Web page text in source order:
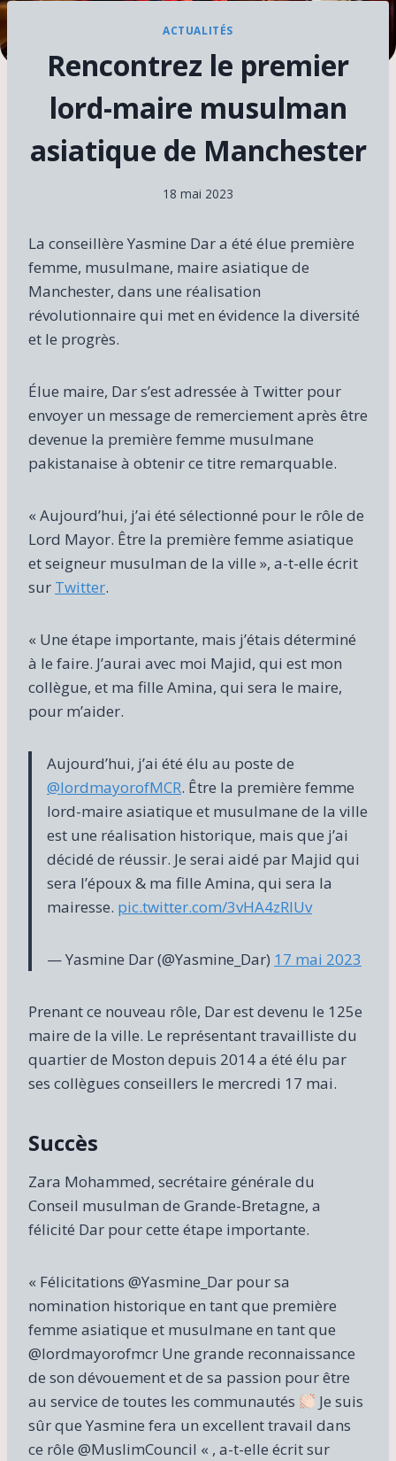
ACTUALITÉS
Rencontrez le premier
lord-maire musulman
asiatique de Manchester
18 mai 2023
La conseillère Yasmine Dar a été élue première
femme, musulmane, maire asiatique de
Manchester, dans une réalisation
révolutionnaire qui met en évidence la diversité
et le progrès.
Élue maire, Dar s’est adressée à Twitter pour
envoyer un message de remerciement après être
devenue la première femme musulmane
pakistanaise à obtenir ce titre remarquable.
« Aujourd’hui, j’ai été sélectionné pour le rôle de
Lord Mayor. Être la première femme asiatique
et seigneur musulman de la ville », a-t-elle écrit
sur Twitter.
« Une étape importante, mais j’étais déterminé
à le faire. J’aurai avec moi Majid, qui est mon
collègue, et ma fille Amina, qui sera le maire,
pour m’aider.
Aujourd’hui, j’ai été élu au poste de
@lordmayorofMCR. Être la première femme
lord-maire asiatique et musulmane de la ville
est une réalisation historique, mais que j’ai
décidé de réussir. Je serai aidé par Majid qui
sera l’époux & ma fille Amina, qui sera la
mairesse. pic.twitter.com/3vHA4zRIUv
— Yasmine Dar (@Yasmine_Dar) 17 mai 2023
Prenant ce nouveau rôle, Dar est devenu le 125e
maire de la ville. Le représentant travailliste du
quartier de Moston depuis 2014 a été élu par
ses collègues conseillers le mercredi 17 mai.
Succès
Zara Mohammed, secrétaire générale du
Conseil musulman de Grande-Bretagne, a
félicité Dar pour cette étape importante.
« Félicitations @Yasmine_Dar pour sa
nomination historique en tant que première
femme asiatique et musulmane en tant que
@lordmayorofmcr Une grande reconnaissance
de son dévouement et de sa passion pour être
au service de toutes les communautés
Je suis
sûr que Yasmine fera un excellent travail dans
ce rôle @MuslimCouncil « , a-t-elle écrit sur